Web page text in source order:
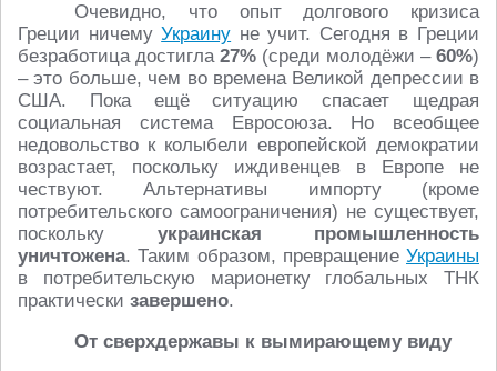
Очевидно, что опыт долгового кризиса
Греции ничемуУкраину не учит. Сегодня в Греции
безработица достигла 27% (среди молодёжи – 60%)
– это больше, чем во времена Великой депрессии в
США. Пока ещё ситуацию спасает щедрая
социальная система Евросоюза. Но всеобщее
недовольство к колыбели европейской демократии
возрастает, поскольку иждивенцев в Европе не
чествуют. Альтернативы импорту (кроме
потребительского самоограничения) не существует,
поскольку украинская промышленность
уничтожена. Таким образом, превращение Украины
в потребительскую марионетку глобальных ТНК
практически завершено.
От сверхдержавы к вымирающему виду